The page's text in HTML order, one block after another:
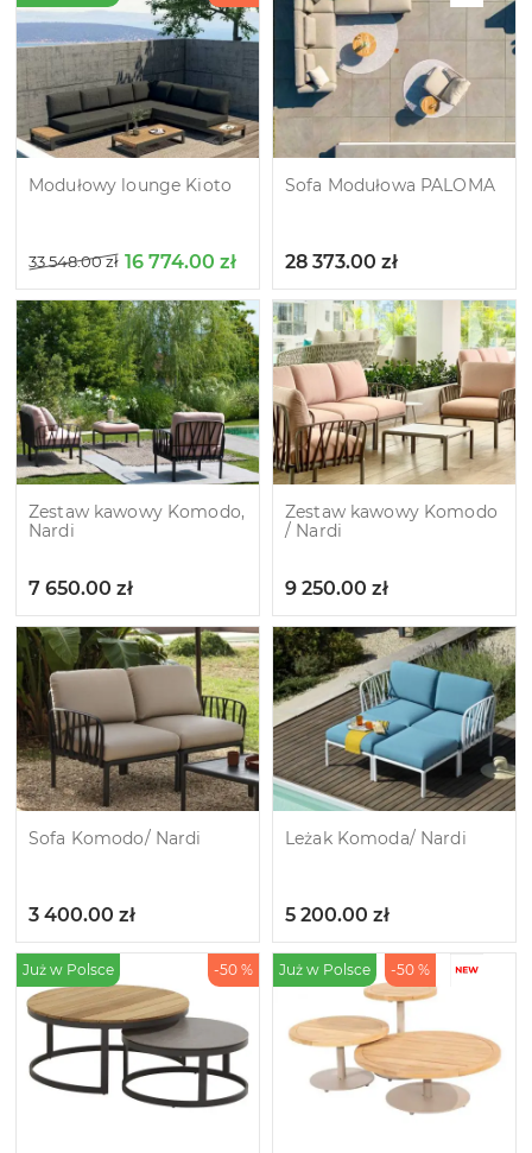
Modułowy lounge Kioto
33 548.00zł 16 774.00 zł
Sofa Modułowa PALOMA
28 373.00 zł
Zestaw kawowy Komodo,
Nardi
7 650.00 zł
Zestaw kawowy Komodo
/ Nardi
9 250.00 zł
Sofa Komodo/ Nardi
3 400.00 zł
Leżak Komoda/ Nardi
5 200.00 zł
Już w Polsce -50 % Już w Polsce -50 %